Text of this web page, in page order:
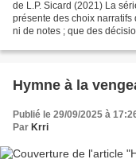
de L.P. Sicard (2021) La
présente des choix
ni de notes ; que des
Hymne à la
Publié le 29/09/2025 à
Par Krri